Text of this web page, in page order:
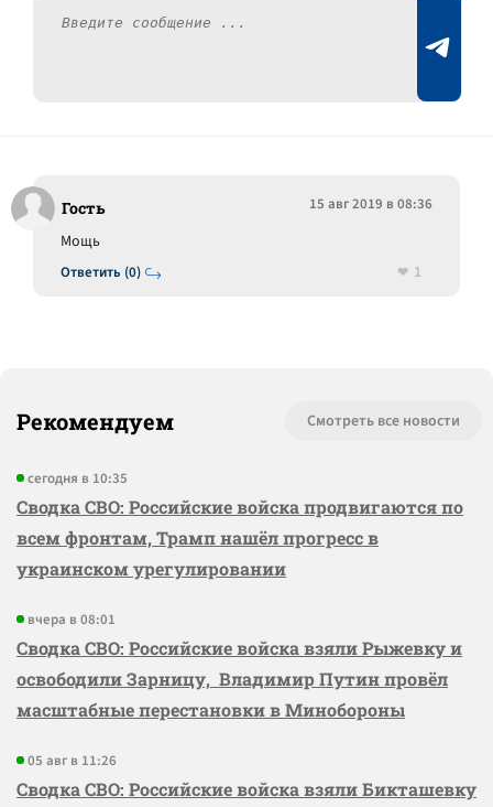
Гость 15 авг 2019 в 08:36
Ответить (0)
Мощь
1
Рекомендуем Смотреть все новости
сегодня в 10:35
Сводка СВО: Российские войска продвигаются по
всем фронтам, Трамп нашёл прогресс в
украинском урегулировании
вчера в 08:01
Сводка СВО: Российские войска взяли Рыжевку и
освободили Зарницу, Владимир Путин провёл
масштабные перестановки в Минобороны
05 авг в 11:26
Сводка СВО: Российские войска взяли Бикташевку